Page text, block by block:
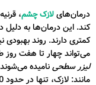
درمان‌هایلازک چشم،
کند. این درمان‌ها به
کمتری دارند. روند بهبودی
می‌تواند چهار تا هفت
لیزر سطحینامیده